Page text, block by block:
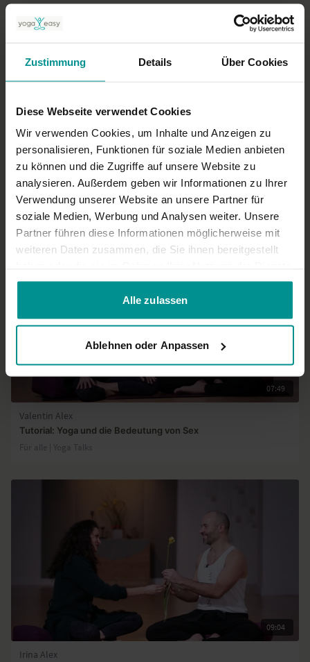
Zustimmung Details Über Cookies
Diese Webseite verwendet Cookies
Wir verwenden Cookies, um Inhalte und Anzeigen zu
personalisieren, Funktionen für soziale Medien anbieten
zu können und die Zugriffe auf unsere Website zu
analysieren. Außerdem geben wir Informationen zu Ihrer
Verwendung unserer Website an unsere Partner für
soziale Medien, Werbung und Analysen weiter. Unsere
Partner führen diese Informationen möglicherweise mit
weiteren Daten zusammen, die Sie ihnen bereitgestellt
gesammelt haben.
Alle zulassen
Ablehnen oder Anpassen
👍🏻
Heike P.
Mehr laden
Ähnliche Videos
07:49
Valentin Alex
Tutorial: Yoga und die Bedeutung von Sex
Für alle | Yoga Talks
09:04
Irina Alex